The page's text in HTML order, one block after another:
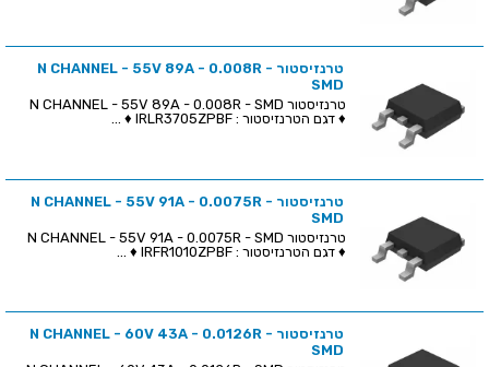
טרנזיסטור N CHANNEL - 55V 89A - 0.008R -
SMD
♦ דגם הטרנזיסטור : IRLR3705ZPBF ♦ ...
טרנזיסטור N CHANNEL - 55V 91A - 0.0075R -
SMD
♦ דגם הטרנזיסטור : IRFR1010ZPBF ♦ ...
טרנזיסטור N CHANNEL - 60V 43A - 0.0126R -
SMD